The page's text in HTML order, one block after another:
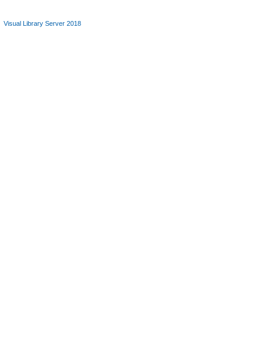
Visual Library Server 2018